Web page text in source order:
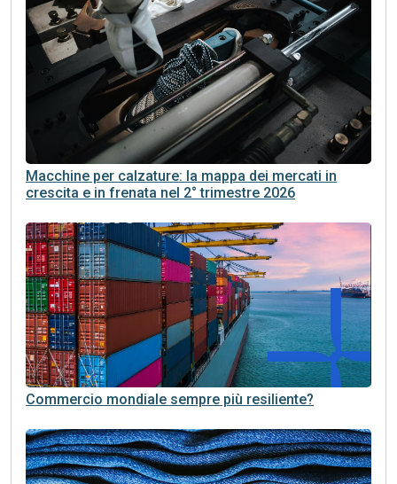
Macchine per calzature: la mappa dei mercati in
crescita e in frenata nel 2° trimestre 2026
Commercio mondiale sempre più resiliente?